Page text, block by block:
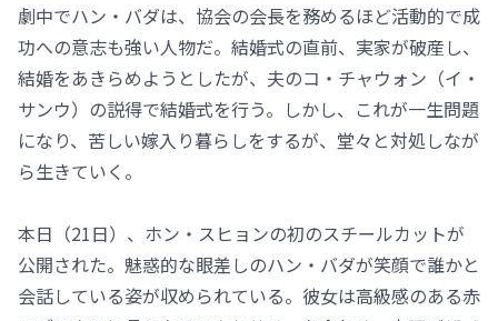
劇中でハン・バダは、協会の会長を務めるほど活動的で成
功への意志も強い人物だ。結婚式の直前、実家が破産し、
結婚をあきらめようとしたが、夫のコ・チャウォン（イ・
サンウ）の説得で結婚式を行う。しかし、これが一生問題
になり、苦しい嫁入り暮らしをするが、堂々と対処しなが
ら生きていく。
本日（21日）、ホン・スヒョンの初のスチールカットが
公開された。魅惑的な眼差しのハン・バダが笑顔で誰かと
会話している姿が収められている。彼女は高級感のある赤